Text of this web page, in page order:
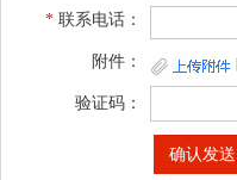
* 联系电话：
附件：
验证码：